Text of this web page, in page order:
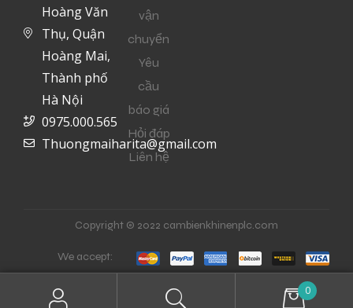
Hoàng Văn
Thụ, Quận
Hoàng Mai,
Thành phố
Hà Nội
0975.000.565
Thuongmaiharita@gmail.com
vận
chuyển
Yêu
cầu
báo giá
Hỏi đáp
Liên hệ
Copyright © 2022 cambienkhinenplc.com
We accept:
0